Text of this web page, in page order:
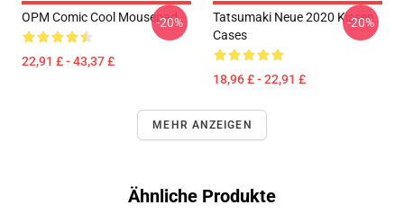
OPM Comic Cool Mousepad
22,91 £ - 43,37 £
-20%
Tatsumaki Neue 2020 Kissen
Cases
18,96 £ - 22,91 £
-20%
MEHR ANZEIGEN
Ähnliche Produkte